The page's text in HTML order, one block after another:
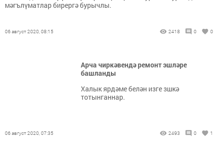
мәгълүматлар бирергә бурычлы.
06 август 2020, 08:15 2418 0 0
Арча чиркәвендә ремонт эшләре
башланды
Халык ярдәме белән изге зшкә
тотынганнар.
06 август 2020, 07:35 2493 0 1